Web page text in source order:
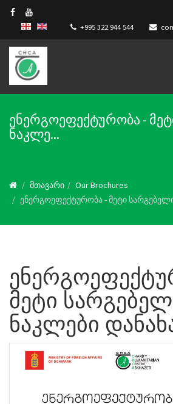
+995 322 944 544
ენერგოეფექტურობა -
ნაკლე...
მთავარი
Our Brochures
ენერგოეფექტურობა - მეტი
მეტი
ნაკლები